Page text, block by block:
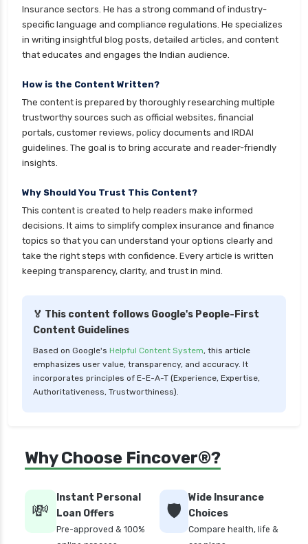
health insurance patna
health insurance portability
health insurance premium calculator
health insurance pune
health insurance rajkot
health insurance renewal process
health insurance stocks india
health insurance tax benefits 80d
health insurance thane
health insurance tirunelveli
health insurance top up plan comparison
health insurance udaipur
health insurance vadodara
health insurance varanasi
health insurance vs medical insurance
how health insurance works in india
how to apply health insurance in india
how to cancel health insurance policy
how to check star health insurance policy
status
Insurance sectors. He has a strong command of industry-
specific language and compliance regulations. He specializes
in writing insightful blog posts, detailed articles, and content
that educates and engages the Indian audience.
How is the Content Written?
The content is prepared by thoroughly researching multiple
trustworthy sources such as official websites, financial
portals, customer reviews, policy documents and IRDAI
guidelines. The goal is to bring accurate and reader-friendly
insights.
Why Should You Trust This Content?
This content is created to help readers make informed
decisions. It aims to simplify complex insurance and finance
topics so that you can understand your options clearly and
take the right steps with confidence. Every article is written
keeping transparency, clarity, and trust in mind.
🏅 This content follows Google's People-First
Content Guidelines
Based on Google's Helpful Content System, this article
emphasizes user value, transparency, and accuracy. It
incorporates principles of E-E-A-T (Experience, Expertise,
Authoritativeness, Trustworthiness).
Why Choose Fincover®?
💸
Instant Personal
Loan Offers
Pre-approved & 100%
🛡️
Wide Insurance
Choices
Compare health, life &